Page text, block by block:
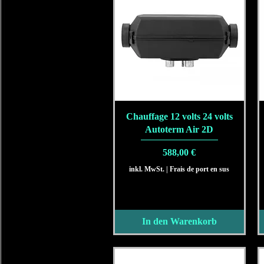
Schnellansicht
Chauffage 12 volts 24 volts
Autoterm Air 2D
Preis
588,00 €
inkl. MwSt. |Frais de port en sus
In den Warenkorb